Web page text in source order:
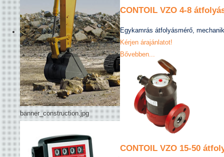
banner_construction.jpg
CONTOIL VZO 4-8
Egykamrás átfolyásmérő,
Kérjen árajánlatot!
Bővebben...
CONTOIL VZO 15-50